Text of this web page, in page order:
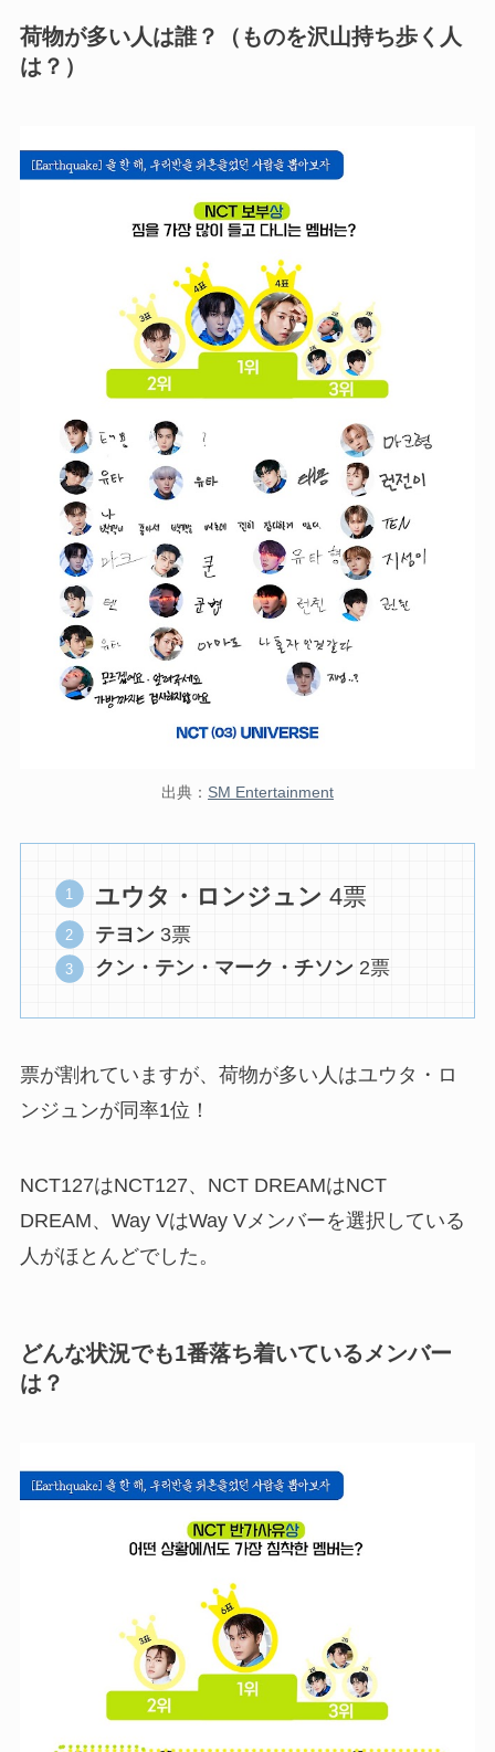
荷物が多い人は誰？（ものを沢山持ち歩く人
は？）
出典： SM Entertainment
ユウタ・ロンジュン 4票
テヨン 3票
クン・テン・マーク・チソン 2票
票が割れていますが、荷物が多い人はユウタ・ロ
ンジュンが同率1位！
NCT127はNCT127、NCT DREAMはNCT
DREAM、Way VはWay Vメンバーを選択している
人がほとんどでした。
どんな状況でも1番落ち着いているメンバー
は？